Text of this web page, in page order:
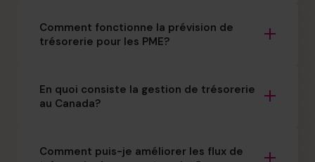
Comment fonctionne la prévision de
trésorerie pour les PME?
En quoi consiste la gestion de trésorerie
au Canada?
Comment puis-je améliorer les flux de